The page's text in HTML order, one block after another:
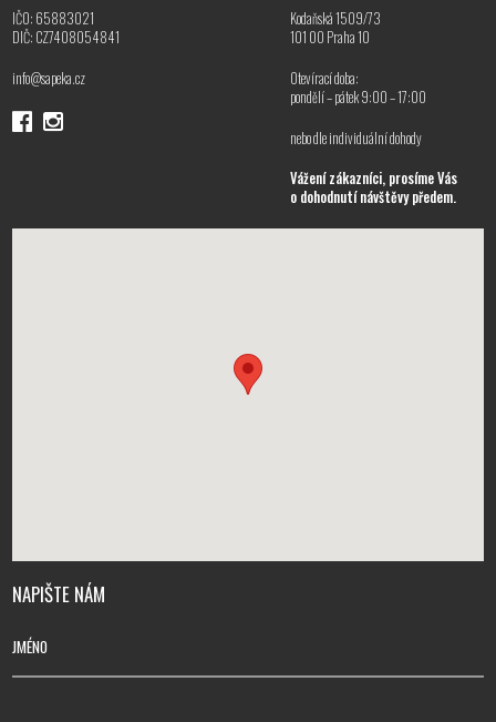
IČO: 65883021
DIČ: CZ7408054841
info@sapeka.cz
Kodaňská 1509/73
101 00 Praha 10
Otevírací doba:
pondělí – pátek 9:00 – 17:00
nebo dle individuální dohody
Vážení zákazníci, prosíme Vás
o dohodnutí návštěvy předem.
NAPIŠTE NÁM
JMÉNO